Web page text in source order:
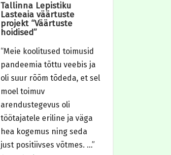
Tallinna Lepistiku
Lasteaia väärtuste
projekt “Väärtuste
hoidised”
“Meie koolitused toimusid
pandeemia tõttu veebis ja
oli suur rõõm tõdeda, et sel
moel toimuv
arendustegevus oli
töötajatele eriline ja väga
hea kogemus ning seda
just positiivses võtmes. …”